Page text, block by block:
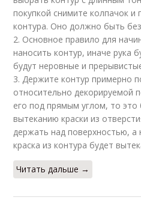
покупкой снимите колпачок и
контура. Оно должно быть
2. Основное правило для
наносить контур, иначе рука
будут неровные и
3. Держите контур примерно
относительно декорируемой
его под прямым углом, то это
вытеканию краски из
держать над поверхностью, а
краска из контура будет
Читать дальше →